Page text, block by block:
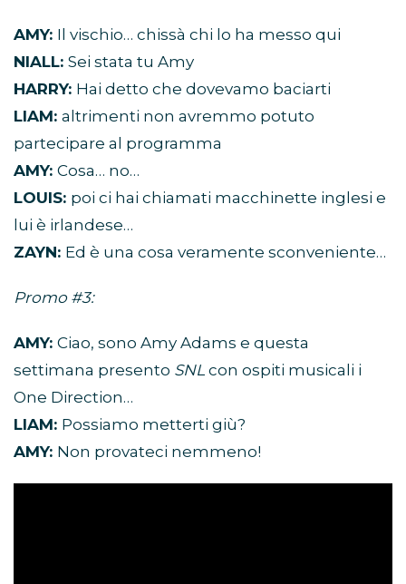
AMY: Il vischio… chissà chi lo ha messo qui
NIALL: Sei stata tu Amy
HARRY: Hai detto che dovevamo baciarti
LIAM: altrimenti non avremmo potuto
partecipare al programma
AMY: Cosa… no…
LOUIS: poi ci hai chiamati macchinette inglesi e
lui è irlandese…
ZAYN: Ed è una cosa veramente sconveniente…
Promo #3:
AMY: Ciao, sono Amy Adams e questa
settimana presento SNL con ospiti musicali i
One Direction…
LIAM: Possiamo metterti giù?
AMY: Non provateci nemmeno!